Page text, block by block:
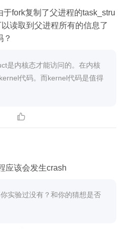
于fork复制了父进程的task_stru
读取到父进程所有的信息了
？
是内核态才能访问的。在内核
代码。而kernel代码是值得

应该会发生crash
实验过没有？和你的猜想是否